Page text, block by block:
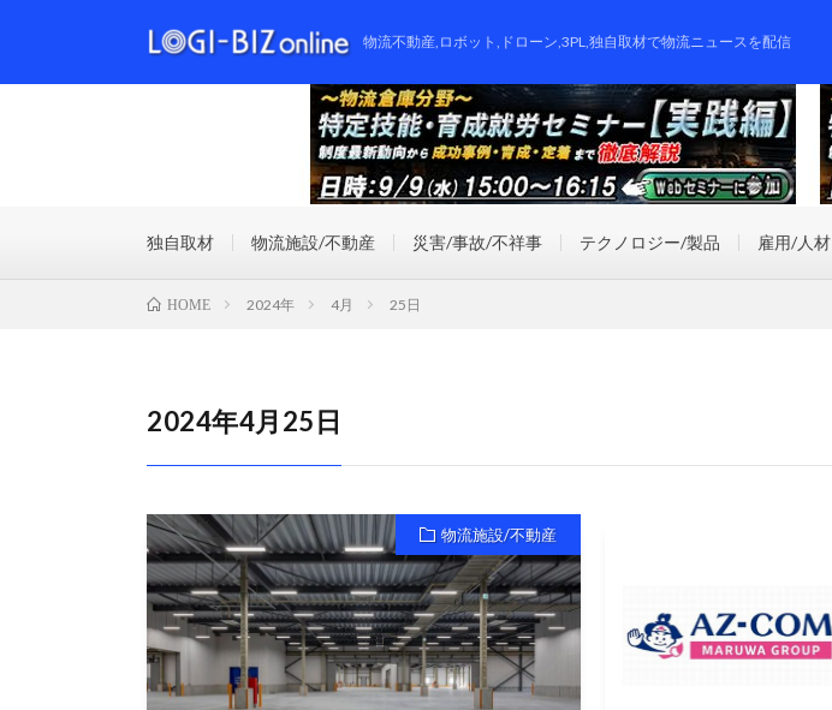
物流不動産,ロボット,ドローン,3PL,独自取材で物流ニュースを配信
独自取材 物流施設/不動産 災害/事故/不祥事 テクノロジー/製品 雇用/人材
HOME 2024年 4月 25日
2024年4月25日
物流施設/不動産